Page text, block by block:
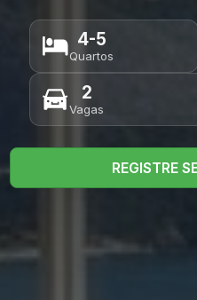
4-5
Quartos
2
Vagas
REGISTRE